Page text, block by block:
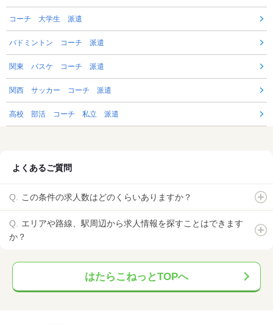
コーチ 大学生 派遣
バドミントン コーチ 派遣
関東 バスケ コーチ 派遣
関西 サッカー コーチ 派遣
高校 部活 コーチ 私立 派遣
よくあるご質問
この条件の求人数はどのくらいありますか？
エリアや路線、駅周辺から求人情報を探すことはできます
か？
はたらこねっとTOPへ